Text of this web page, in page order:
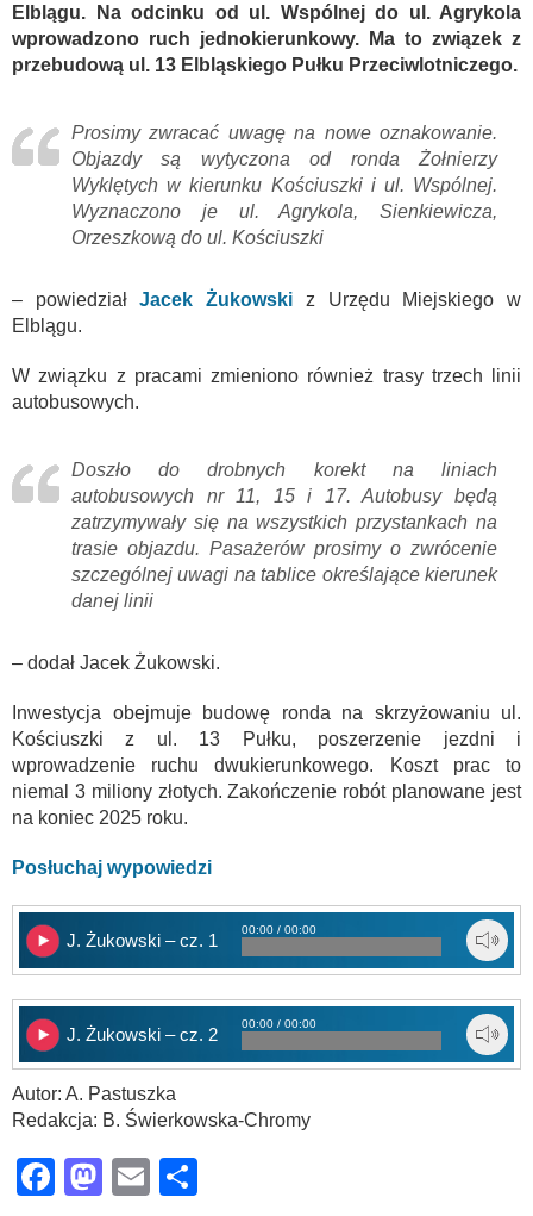
Elblągu. Na odcinku od ul. Wspólnej do ul. Agrykola
wprowadzono ruch jednokierunkowy. Ma to związek z
przebudową ul. 13 Elbląskiego Pułku Przeciwlotniczego.
Prosimy zwracać uwagę na nowe oznakowanie.
Objazdy są wytyczona od ronda Żołnierzy
Wyklętych w kierunku Kościuszki i ul. Wspólnej.
Wyznaczono je ul. Agrykola, Sienkiewicza,
Orzeszkową do ul. Kościuszki
– powiedziałJacek Żukowski
z Urzędu Miejskiego w
Elblągu.
W związku z pracami zmieniono również trasy trzech linii
autobusowych.
Doszło do drobnych korekt na liniach
autobusowych nr 11, 15 i 17. Autobusy będą
zatrzymywały się na wszystkich przystankach na
trasie objazdu. Pasażerów prosimy o zwrócenie
szczególnej uwagi na tablice określające kierunek
danej linii
– dodał Jacek Żukowski.
Inwestycja obejmuje budowę ronda na skrzyżowaniu ul.
Kościuszki z ul. 13 Pułku, poszerzenie jezdni i
wprowadzenie ruchu dwukierunkowego. Koszt prac to
niemal 3 miliony złotych. Zakończenie robót planowane jest
na koniec 2025 roku.
Posłuchaj wypowiedzi
J. Żukowski – cz. 1
00:00 / 00:00
J. Żukowski – cz. 2
00:00 / 00:00
Autor: A. Pastuszka
Redakcja: B. Świerkowska-Chromy
Facebook
Mastodon
Email